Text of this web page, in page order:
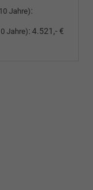
Jahre):
Jahre):4.521,- €